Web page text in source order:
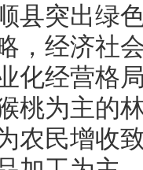
县突出绿
，经济社
化经营格
桃为主的
农民增收